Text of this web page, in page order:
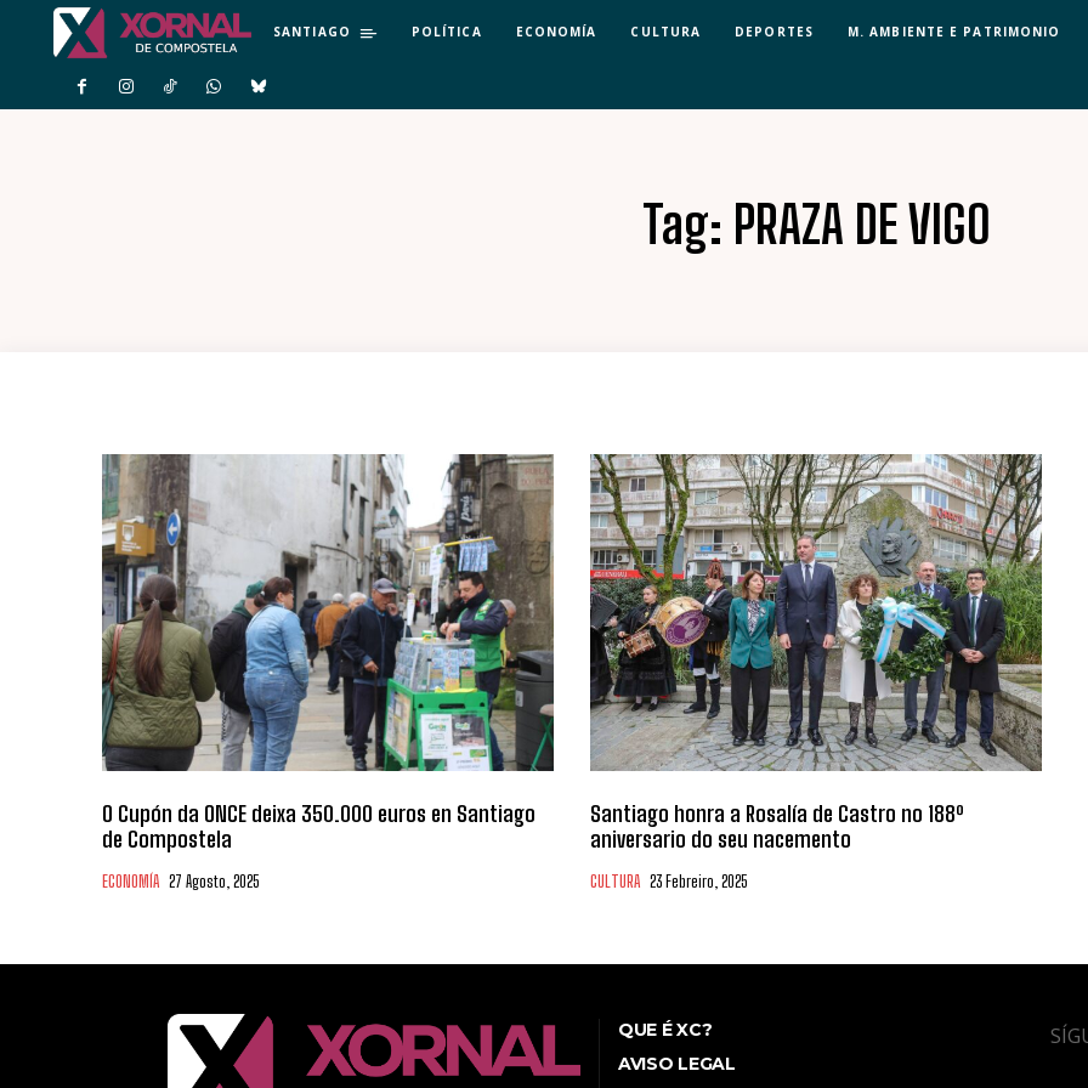
SANTIAGO POLÍTICA ECONOMÍA CULTURA DEPORTES M. AMBIENTE E PATRIMONIO
Tag: PRAZA DE VIGO
O Cupón da ONCE deixa 350.000 euros en Santiago
de Compostela
ECONOMÍA 27 Agosto, 2025
Santiago honra a Rosalía de Castro no 188º
aniversario do seu nacemento
CULTURA 23 Febreiro, 2025
QUE É XC?
AVISO LEGAL